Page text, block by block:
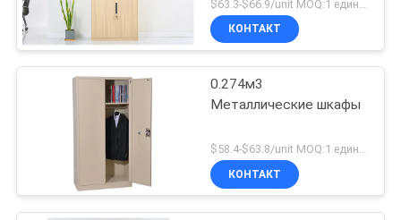
офисная мебель
КОНТАКТ
0.274м3
Металлические шкафы
$58.4-$63.8/unit MOQ:1 единицы
КОНТАКТ